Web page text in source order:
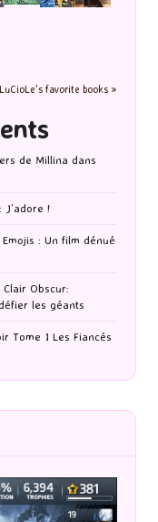
LuCioLe's favorite books »
de Millina dans
J’adore !
: Un film dénué
Clair Obscur:
les géants
Tome 1 Les Fiancés